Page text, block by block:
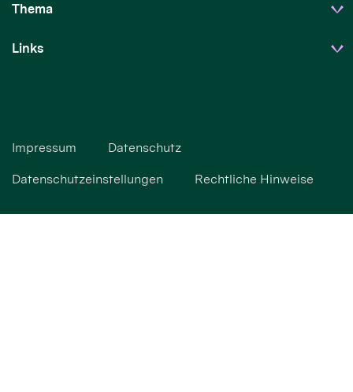
Thema
Links
Impressum Datenschutz
Datenschutzeinstellungen Rechtliche Hinweise